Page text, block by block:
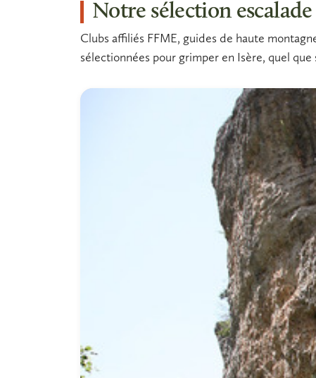
Notre sélection
Clubs affiliés FFME, guides de haute
sélectionnées pour grimper en Isère, quel